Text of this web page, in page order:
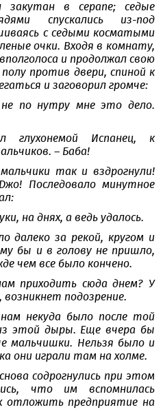
закутан в серапе; седые
спускались из-под
с седыми косматыми
очки. Входя в комнату,
и продолжал свою
полу против двери, спиной к
и заговорил громче:
по нутру мне это дело.
глухонемой Испанец, к
– Баба!
так и вздрогнули!
Последовало минутное
на днях, а ведь удалось.
далеко за рекой, кругом и
бы и в голову не пришло,
чем все было кончено.
приходить сюда днем? У
подозрение.
некуда было после той
этой дыры. Еще вчера бы
мальчишки. Нельзя было и
они играли там на холме.
содрогнулись при этом
что им вспомнилась
отложить предприятие на